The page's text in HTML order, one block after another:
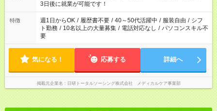
3日後に就業が可能です！
特徴 週1日からOK / 履歴書不要 / 40～50代活躍中 / 服装自由 / シフ
ト勤務 / 10名以上の大量募集 / 電話対応なし / パソコンスキル不
要
気になる！ 応募する 詳細へ
掲載元企業名 日研トータルソーシング株式会社 メディカルケア事業部